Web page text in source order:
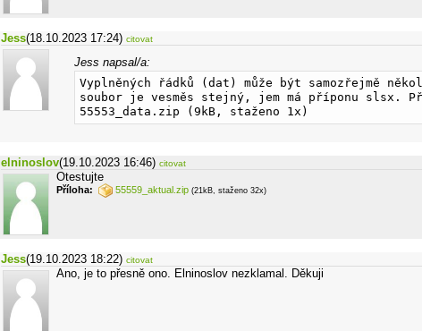
Jess(18.10.2023 17:24) citovat
Jess napsal/a:
Vyplněných řádků (dat) může být samozřejmě
soubor je vesměs stejný, jem má příponu slsx.
55553_data.zip (9kB, staženo 1x)
elninoslov(19.10.2023 16:46) citovat
Otestujte
Příloha: 55559_aktual.zip (21kB, staženo 32x)
Jess(19.10.2023 18:22) citovat
Ano, je to přesně ono. Elninoslov nezklamal. Děkuji